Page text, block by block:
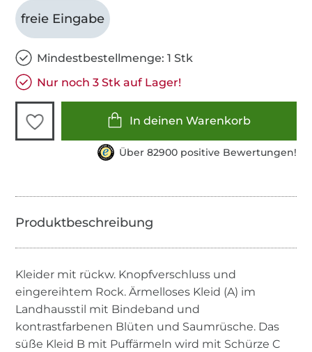
freie Eingabe
Mindestbestellmenge: 1 Stk
Nur noch 3 Stk auf Lager!
In deinen Warenkorb
Über 82900 positive Bewertungen!
Kleider mit rückw. Knopfverschluss und
eingereihtem Rock. Ärmelloses Kleid (A) im
Landhausstil mit Bindeband und
kontrastfarbenen Blüten und Saumrüsche. Das
süße Kleid B mit Puffärmeln wird mit Schürze C